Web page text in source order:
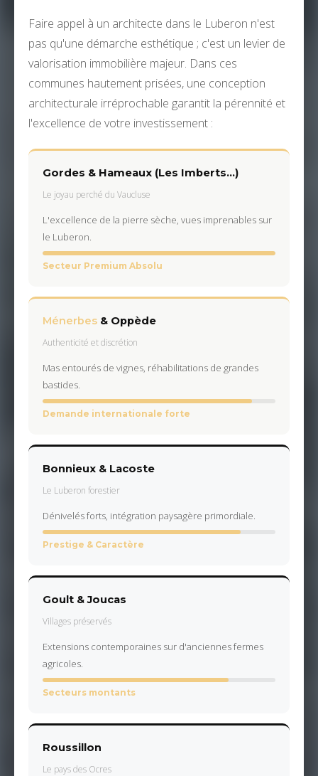
Faire appel à un architecte dans le Luberon n'est
pas qu'une démarche esthétique ; c'est un levier de
valorisation immobilière majeur. Dans ces
communes hautement prisées, une conception
architecturale irréprochable garantit la pérennité et
l'excellence de votre investissement :
Gordes & Hameaux (Les Imberts...)
Le joyau perché du Vaucluse
L'excellence de la pierre sèche, vues imprenables sur
le Luberon.
Secteur Premium Absolu
Ménerbes & Oppède
Authenticité et discrétion
Mas entourés de vignes, réhabilitations de grandes
bastides.
Demande internationale forte
Bonnieux & Lacoste
Le Luberon forestier
Dénivelés forts, intégration paysagère primordiale.
Prestige & Caractère
Goult & Joucas
Villages préservés
Extensions contemporaines sur d'anciennes fermes
agricoles.
Secteurs montants
Roussillon
Le pays des Ocres